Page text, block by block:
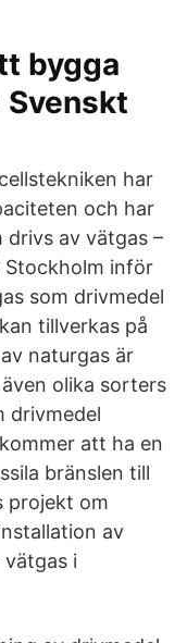
bygga
har
och har
av vätgas –
Stockholm inför
som drivmedel
tillverkas på
naturgas är
olika sorters
drivmedel
att ha en
bränslen till
projekt om
av
i